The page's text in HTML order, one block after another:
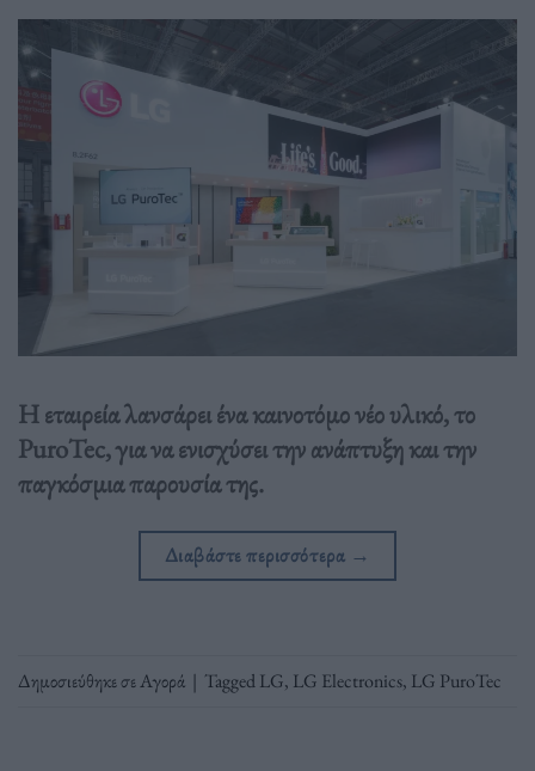
Η εταιρεία λανσάρει ένα καινοτόμο νέο υλικό, το
PuroTec, για να ενισχύσει την ανάπτυξη και την
παγκόσμια παρουσία της.
Διαβάστε περισσότερα →
Δημοσιεύθηκε σεΑγορά | TaggedLG, LG Electronics, LG PuroTec